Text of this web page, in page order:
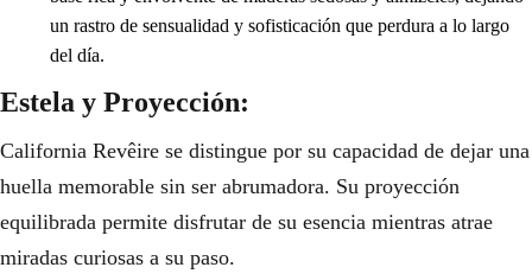
un rastro de sensualidad y sofisticación que perdura a lo largo
del día.
Estela y Proyección:
California Revêire se distingue por su capacidad de dejar una
huella memorable sin ser abrumadora. Su proyección
equilibrada permite disfrutar de su esencia mientras atrae
miradas curiosas a su paso.